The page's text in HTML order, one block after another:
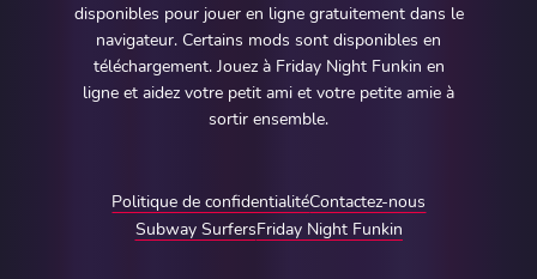
disponibles pour jouer en ligne gratuitement dans le
navigateur. Certains mods sont disponibles en
téléchargement. Jouez à Friday Night Funkin en
ligne et aidez votre petit ami et votre petite amie à
sortir ensemble.
Politique de confidentialitéContactez-nous
Subway SurfersFriday Night Funkin